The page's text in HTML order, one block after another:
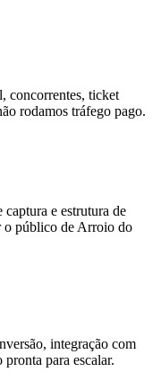
concorrentes, ticket
rodamos tráfego pago.
e estrutura de
o público de Arroio do
integração com
para escalar.